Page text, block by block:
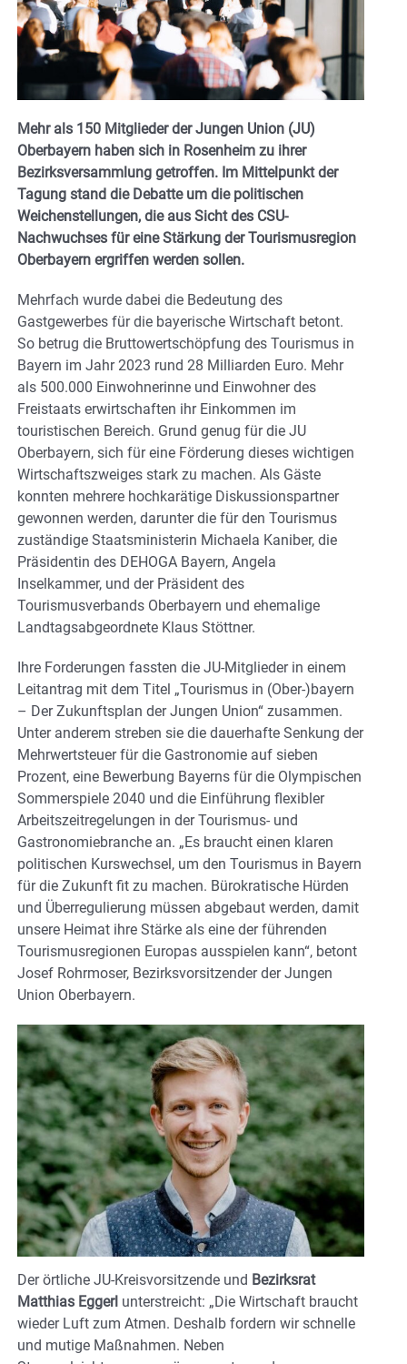
Mehr als 150 Mitglieder der Jungen Union (JU)
Oberbayern haben sich in Rosenheim zu ihrer
Bezirksversammlung getroffen. Im Mittelpunkt der
Tagung stand die Debatte um die politischen
Weichenstellungen, die aus Sicht des CSU-
Nachwuchses für eine Stärkung der Tourismusregion
Oberbayern ergriffen werden sollen.
Mehrfach wurde dabei die Bedeutung des
Gastgewerbes für die bayerische Wirtschaft betont.
So betrug die Bruttowertschöpfung des Tourismus in
Bayern im Jahr 2023 rund 28 Milliarden Euro. Mehr
als 500.000 Einwohnerinne und Einwohner des
Freistaats erwirtschaften ihr Einkommen im
touristischen Bereich. Grund genug für die JU
Oberbayern, sich für eine Förderung dieses wichtigen
Wirtschaftszweiges stark zu machen. Als Gäste
konnten mehrere hochkarätige Diskussionspartner
gewonnen werden, darunter die für den Tourismus
zuständige Staatsministerin Michaela Kaniber, die
Präsidentin des DEHOGA Bayern, Angela
Inselkammer, und der Präsident des
Tourismusverbands Oberbayern und ehemalige
Landtagsabgeordnete Klaus Stöttner.
Ihre Forderungen fassten die JU-Mitglieder in einem
Leitantrag mit dem Titel „Tourismus in (Ober-)bayern
– Der Zukunftsplan der Jungen Union“ zusammen.
Unter anderem streben sie die dauerhafte Senkung der
Mehrwertsteuer für die Gastronomie auf sieben
Prozent, eine Bewerbung Bayerns für die Olympischen
Sommerspiele 2040 und die Einführung flexibler
Arbeitszeitregelungen in der Tourismus- und
Gastronomiebranche an. „Es braucht einen klaren
politischen Kurswechsel, um den Tourismus in Bayern
für die Zukunft fit zu machen. Bürokratische Hürden
und Überregulierung müssen abgebaut werden, damit
unsere Heimat ihre Stärke als eine der führenden
Tourismusregionen Europas ausspielen kann“, betont
Josef Rohrmoser, Bezirksvorsitzender der Jungen
Union Oberbayern.
Der örtliche JU-Kreisvorsitzende und Bezirksrat
Matthias Eggerl unterstreicht: „Die Wirtschaft braucht
wieder Luft zum Atmen. Deshalb fordern wir schnelle
und mutige Maßnahmen. Neben